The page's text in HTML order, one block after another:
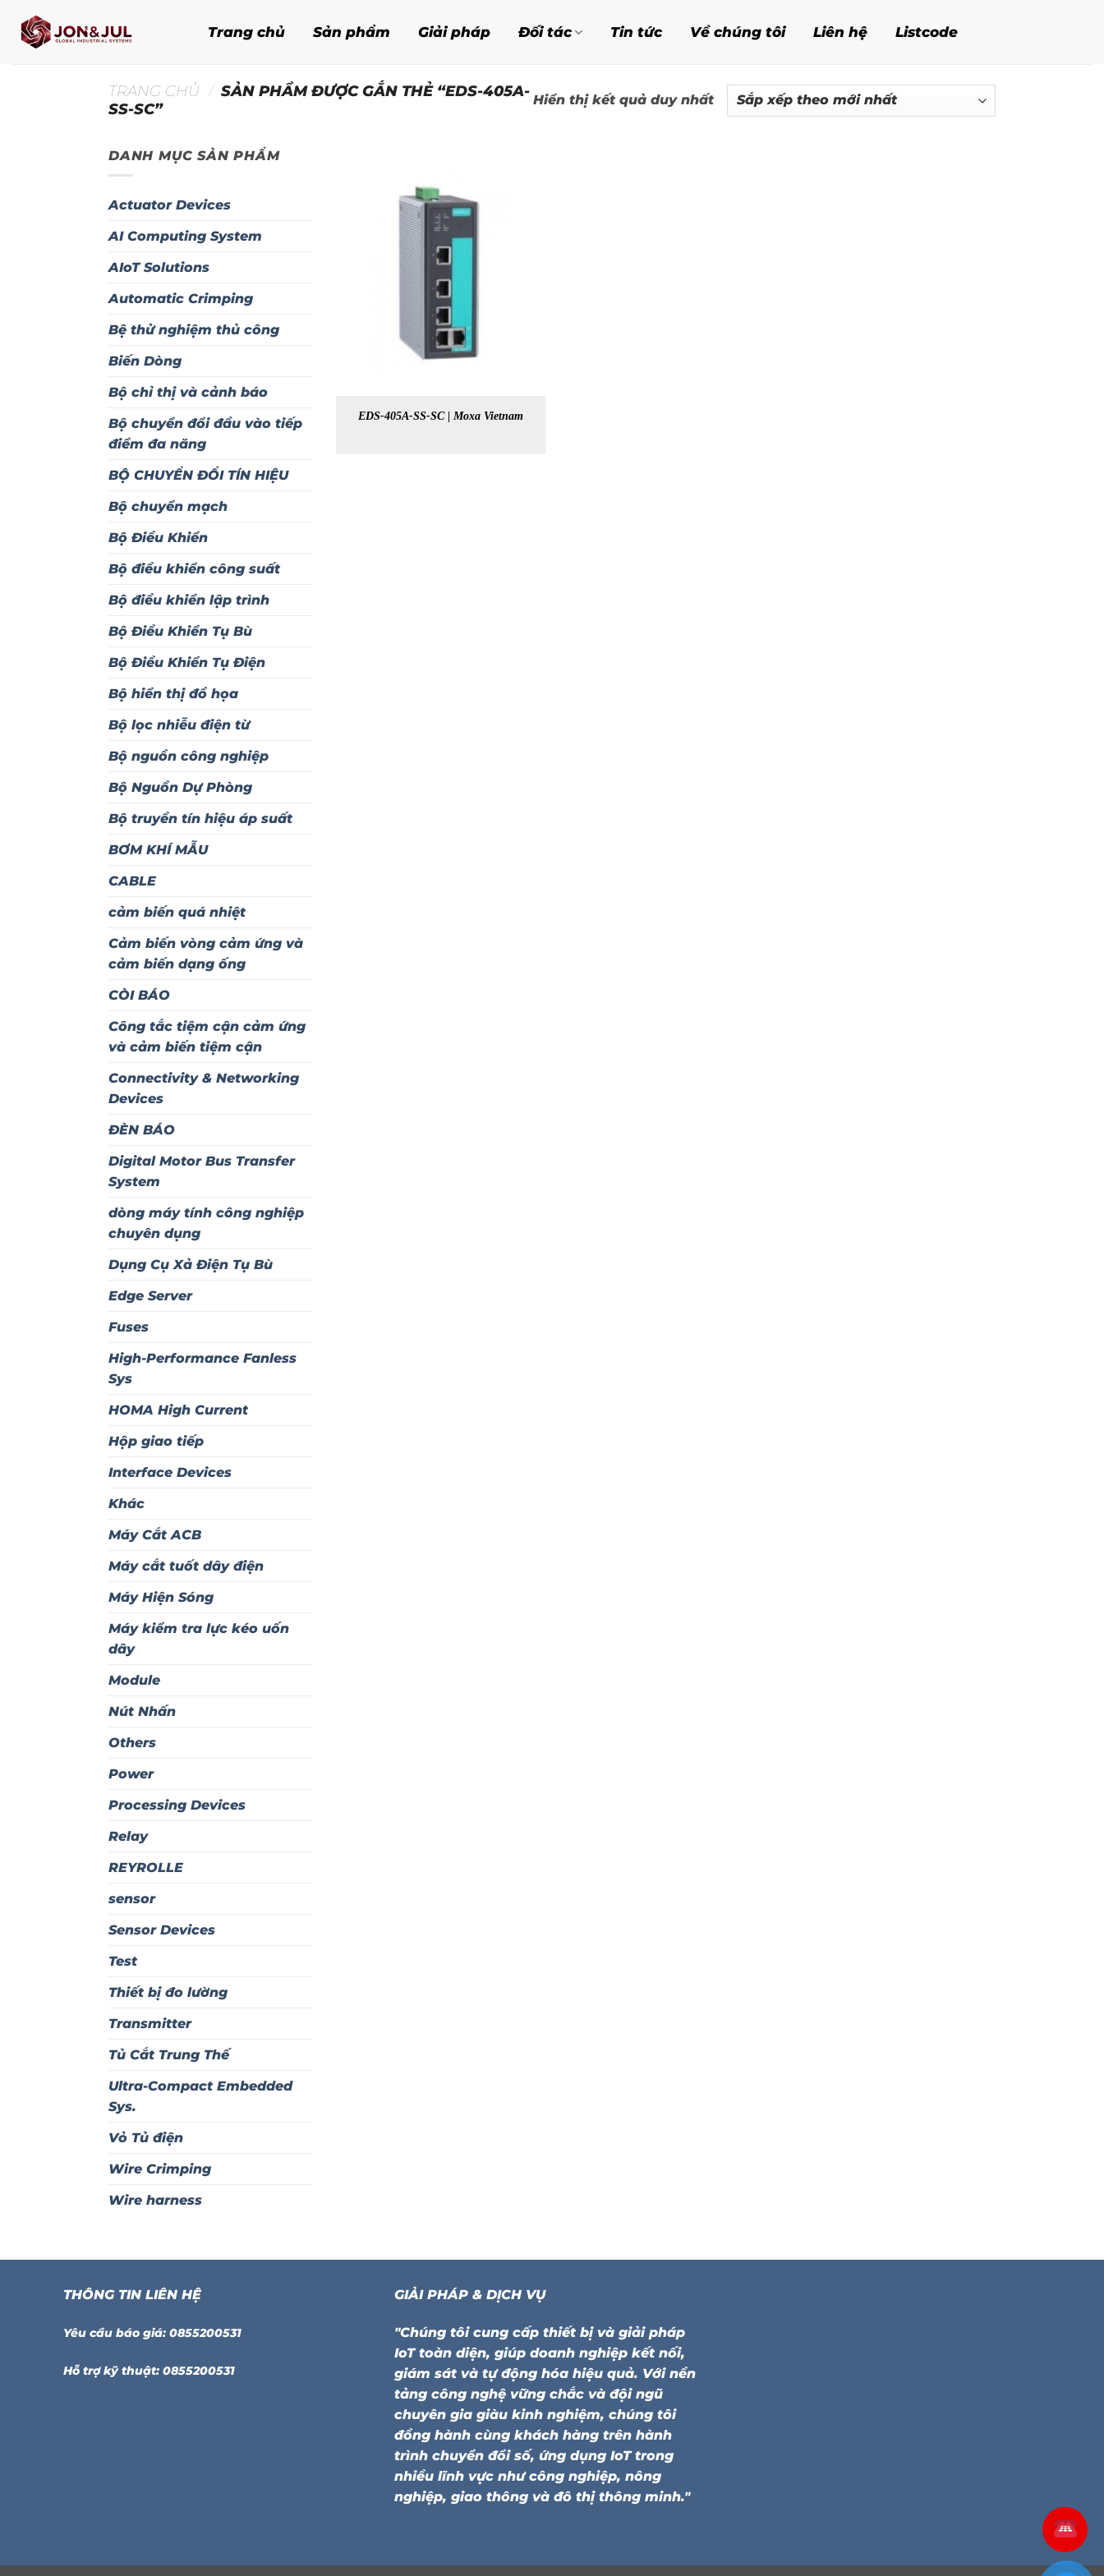
qua
Trang chủ Sản phẩm Giải pháp Đối tác Tin tức Về chúng tôi Liên hệ Listcode
TRANG CHỦ / SẢN PHẨM ĐƯỢC GẮN THẺ “EDS-405A-
SS-SC”
Hiển thị kết quả duy nhất
DANH MỤC SẢN PHẨM
Actuator Devices
AI Computing System
AIoT Solutions
Automatic Crimping
Bệ thử nghiệm thủ công
Biến Dòng
Bộ chỉ thị và cảnh báo
Bộ chuyển đổi đầu vào tiếp
điểm đa năng
BỘ CHUYỂN ĐỔI TÍN HIỆU
Bộ chuyển mạch
Bộ Điều Khiển
Bộ điều khiển công suất
Bộ điều khiển lập trình
Bộ Điều Khiển Tụ Bù
Bộ Điều Khiển Tụ Điện
Bộ hiển thị đồ họa
Bộ lọc nhiễu điện từ
Bộ nguồn công nghiệp
Bộ Nguồn Dự Phòng
Bộ truyền tín hiệu áp suất
BƠM KHÍ MẪU
CABLE
cảm biến quá nhiệt
Cảm biến vòng cảm ứng và
cảm biến dạng ống
CÒI BÁO
Công tắc tiệm cận cảm ứng
và cảm biến tiệm cận
Connectivity & Networking
Devices
ĐÈN BÁO
Digital Motor Bus Transfer
System
dòng máy tính công nghiệp
chuyên dụng
Dụng Cụ Xả Điện Tụ Bù
Edge Server
Fuses
High-Performance Fanless
Sys
HOMA High Current
Hộp giao tiếp
Interface Devices
Khác
Máy Cắt ACB
Máy cắt tuốt dây điện
Máy Hiện Sóng
Máy kiểm tra lực kéo uốn
dây
Module
Nút Nhấn
Others
Power
Processing Devices
Relay
REYROLLE
sensor
Sensor Devices
Test
Thiết bị đo lường
Transmitter
Tủ Cắt Trung Thế
Ultra-Compact Embedded
Sys.
Vỏ Tủ điện
Wire Crimping
Wire harness
EDS-405A-SS-SC | Moxa Vietnam
THÔNG TIN LIÊN HỆ
Yêu cầu báo giá: 0855200531
Hỗ trợ kỹ thuật: 0855200531
GIẢI PHÁP & DỊCH VỤ
"Chúng tôi cung cấp thiết bị và giải pháp
IoT toàn diện, giúp doanh nghiệp kết nối,
giám sát và tự động hóa hiệu quả. Với nền
tảng công nghệ vững chắc và đội ngũ
chuyên gia giàu kinh nghiệm, chúng tôi
đồng hành cùng khách hàng trên hành
trình chuyển đổi số, ứng dụng IoT trong
nhiều lĩnh vực như công nghiệp, nông
nghiệp, giao thông và đô thị thông minh."